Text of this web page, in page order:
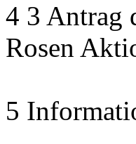
4 3 Antrag
Rosen
5